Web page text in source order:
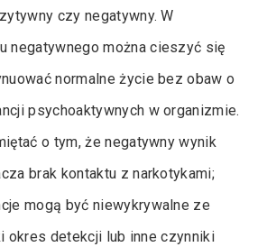
czy negatywny. W
negatywnego można cieszyć się
normalne życie bez obaw o
psychoaktywnych w organizmie.
o tym, że negatywny wynik
brak kontaktu z narkotykami;
mogą być niewykrywalne ze
okres detekcji lub inne czynniki